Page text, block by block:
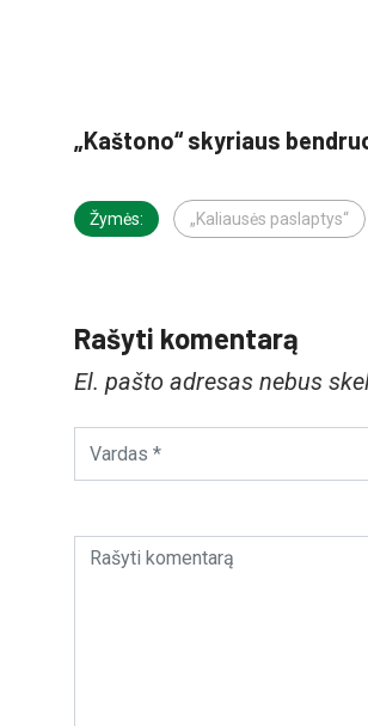
„Kaštono“ skyriaus
Žymės: „Kaliausės paslaptys“
Rašyti komentarą
El. pašto adresas nebus